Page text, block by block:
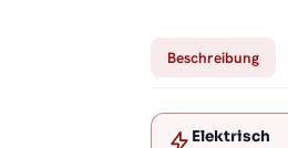
Beschreibung
Elektrisch